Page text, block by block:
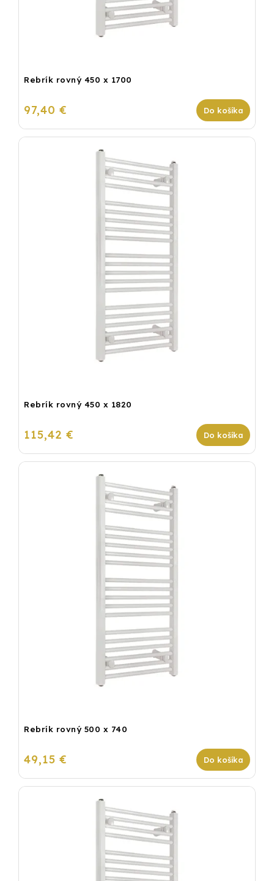
Rebrík rovný 450 x 1700
97,40 € Do košíka
Rebrík rovný 450 x 1820
115,42 € Do košíka
Rebrík rovný 500 x 740
49,15 € Do košíka